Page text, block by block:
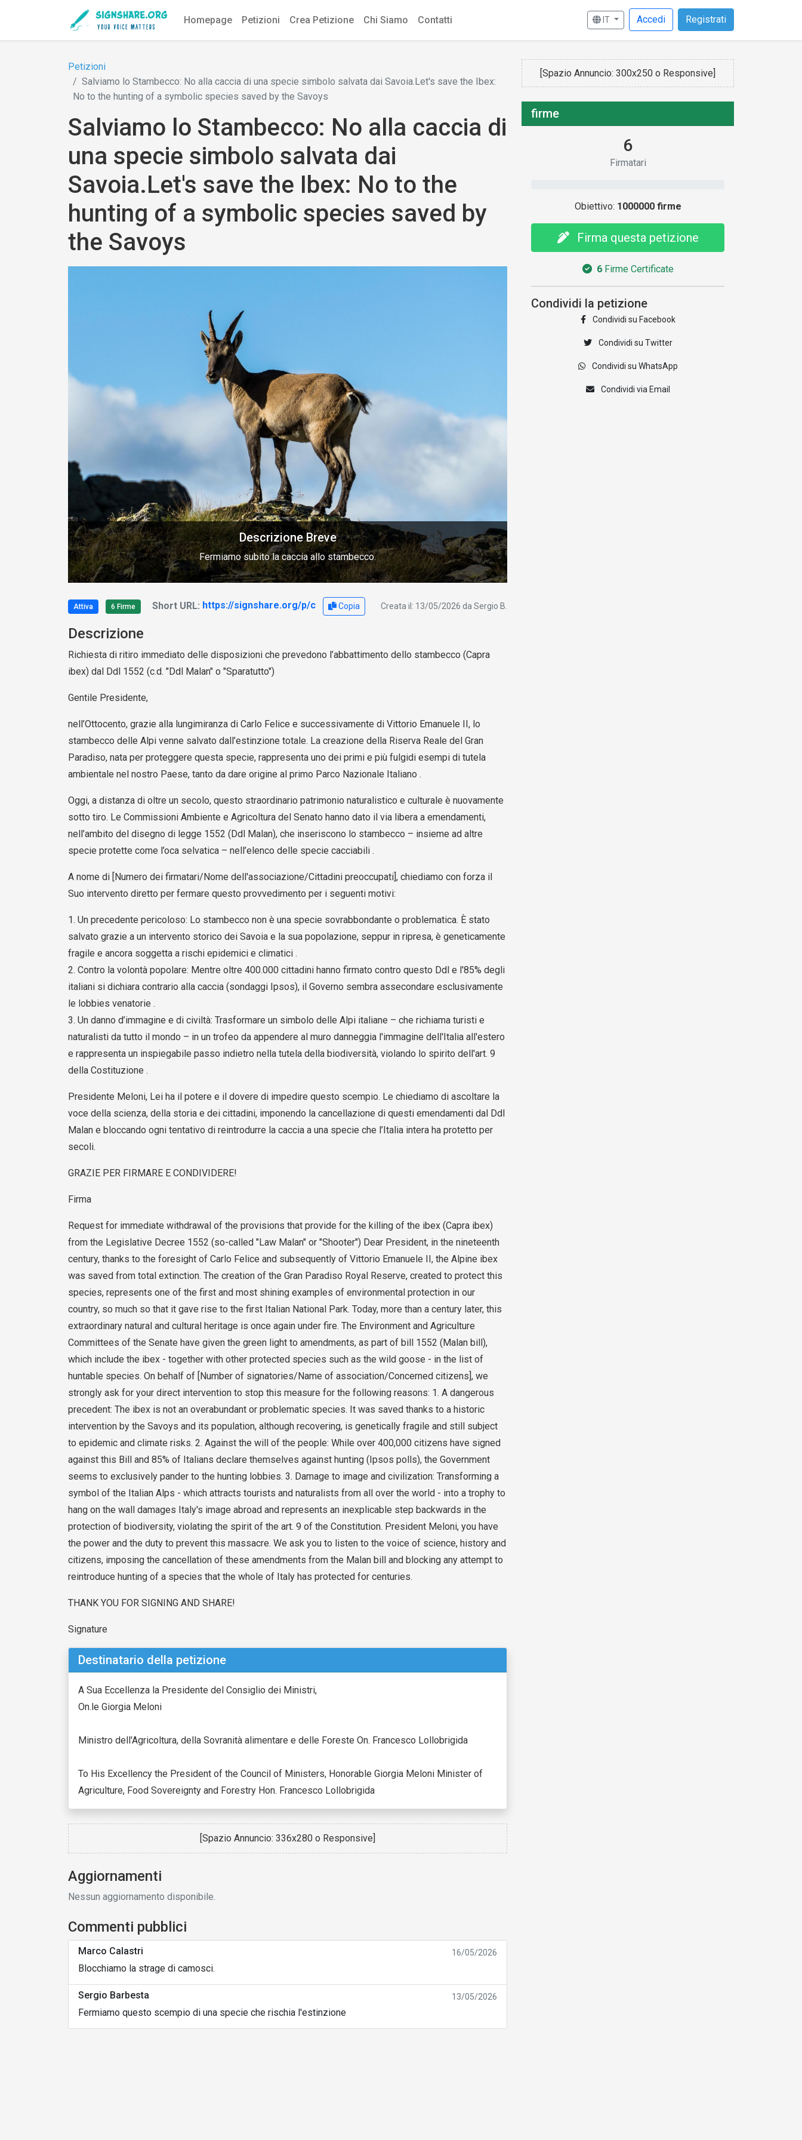
Homepage Petizioni Crea Petizione Chi Siamo Contatti IT Accedi Registrati
Petizioni
Salviamo lo Stambecco: No alla caccia di una specie simbolo salvata dai Savoia.Let's save the Ibex:
No to the hunting of a symbolic species saved by the Savoys
Salviamo lo Stambecco: No alla caccia di
una specie simbolo salvata dai
Savoia.Let's save the Ibex: No to the
hunting of a symbolic species saved by
the Savoys
Descrizione Breve
Fermiamo subito la caccia allo stambecco.
Attiva 6 Firme Short URL: https://signshare.org/p/c Copia Creata il: 13/05/2026 da Sergio B.
Descrizione
Richiesta di ritiro immediato delle disposizioni che prevedono l’abbattimento dello stambecco (Capra
ibex) dal Ddl 1552 (c.d. "Ddl Malan" o "Sparatutto")
Gentile Presidente,
nell’Ottocento, grazie alla lungimiranza di Carlo Felice e successivamente di Vittorio Emanuele II, lo
stambecco delle Alpi venne salvato dall’estinzione totale. La creazione della Riserva Reale del Gran
Paradiso, nata per proteggere questa specie, rappresenta uno dei primi e più fulgidi esempi di tutela
ambientale nel nostro Paese, tanto da dare origine al primo Parco Nazionale Italiano .
Oggi, a distanza di oltre un secolo, questo straordinario patrimonio naturalistico e culturale è nuovamente
sotto tiro. Le Commissioni Ambiente e Agricoltura del Senato hanno dato il via libera a emendamenti,
nell’ambito del disegno di legge 1552 (Ddl Malan), che inseriscono lo stambecco – insieme ad altre
specie protette come l’oca selvatica – nell’elenco delle specie cacciabili .
A nome di [Numero dei firmatari/Nome dell'associazione/Cittadini preoccupati], chiediamo con forza il
Suo intervento diretto per fermare questo provvedimento per i seguenti motivi:
1. Un precedente pericoloso: Lo stambecco non è una specie sovrabbondante o problematica. È stato
salvato grazie a un intervento storico dei Savoia e la sua popolazione, seppur in ripresa, è geneticamente
fragile e ancora soggetta a rischi epidemici e climatici .
2. Contro la volontà popolare: Mentre oltre 400.000 cittadini hanno firmato contro questo Ddl e l'85% degli
italiani si dichiara contrario alla caccia (sondaggi Ipsos), il Governo sembra assecondare esclusivamente
le lobbies venatorie .
3. Un danno d’immagine e di civiltà: Trasformare un simbolo delle Alpi italiane – che richiama turisti e
naturalisti da tutto il mondo – in un trofeo da appendere al muro danneggia l'immagine dell'Italia all'estero
e rappresenta un inspiegabile passo indietro nella tutela della biodiversità, violando lo spirito dell'art. 9
della Costituzione .
Presidente Meloni, Lei ha il potere e il dovere di impedire questo scempio. Le chiediamo di ascoltare la
voce della scienza, della storia e dei cittadini, imponendo la cancellazione di questi emendamenti dal Ddl
Malan e bloccando ogni tentativo di reintrodurre la caccia a una specie che l’Italia intera ha protetto per
secoli.
GRAZIE PER FIRMARE E CONDIVIDERE!
Firma
Request for immediate withdrawal of the provisions that provide for the killing of the ibex (Capra ibex)
from the Legislative Decree 1552 (so-called "Law Malan" or "Shooter") Dear President, in the nineteenth
century, thanks to the foresight of Carlo Felice and subsequently of Vittorio Emanuele II, the Alpine ibex
was saved from total extinction. The creation of the Gran Paradiso Royal Reserve, created to protect this
species, represents one of the first and most shining examples of environmental protection in our
country, so much so that it gave rise to the first Italian National Park. Today, more than a century later, this
extraordinary natural and cultural heritage is once again under fire. The Environment and Agriculture
Committees of the Senate have given the green light to amendments, as part of bill 1552 (Malan bill),
which include the ibex - together with other protected species such as the wild goose - in the list of
huntable species. On behalf of [Number of signatories/Name of association/Concerned citizens], we
strongly ask for your direct intervention to stop this measure for the following reasons: 1. A dangerous
precedent: The ibex is not an overabundant or problematic species. It was saved thanks to a historic
intervention by the Savoys and its population, although recovering, is genetically fragile and still subject
to epidemic and climate risks. 2. Against the will of the people: While over 400,000 citizens have signed
against this Bill and 85% of Italians declare themselves against hunting (Ipsos polls), the Government
seems to exclusively pander to the hunting lobbies. 3. Damage to image and civilization: Transforming a
symbol of the Italian Alps - which attracts tourists and naturalists from all over the world - into a trophy to
hang on the wall damages Italy's image abroad and represents an inexplicable step backwards in the
protection of biodiversity, violating the spirit of the art. 9 of the Constitution. President Meloni, you have
the power and the duty to prevent this massacre. We ask you to listen to the voice of science, history and
citizens, imposing the cancellation of these amendments from the Malan bill and blocking any attempt to
reintroduce hunting of a species that the whole of Italy has protected for centuries.
THANK YOU FOR SIGNING AND SHARE!
Signature
Destinatario della petizione
A Sua Eccellenza la Presidente del Consiglio dei Ministri,
On.le Giorgia Meloni
Ministro dell'Agricoltura, della Sovranità alimentare e delle Foreste On. Francesco Lollobrigida
To His Excellency the President of the Council of Ministers, Honorable Giorgia Meloni Minister of
Agriculture, Food Sovereignty and Forestry Hon. Francesco Lollobrigida
[Spazio Annuncio: 336x280 o Responsive]
Aggiornamenti
Nessun aggiornamento disponibile.
Commenti pubblici
Marco Calastri 16/05/2026
Blocchiamo la strage di camosci.
Sergio Barbesta 13/05/2026
Fermiamo questo scempio di una specie che rischia l'estinzione
[Spazio Annuncio: 300x250 o Responsive]
firme
6
Firmatari
Obiettivo: 1000000 firme
Firma questa petizione
6Firme Certificate
Condividi la petizione
Condividi su Facebook
Condividi su Twitter
Condividi su WhatsApp
Condividi via Email